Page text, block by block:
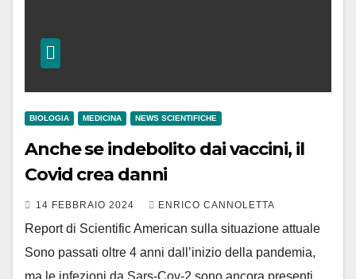
BIOLOGIA MEDICINA NEWS SCIENTIFICHE
Anche se indebolito dai vaccini, il
Covid crea danni
14 FEBBRAIO 2024 ENRICO CANNOLETTA
Report di Scientific American sulla situazione attuale
Sono passati oltre 4 anni dall’inizio della pandemia,
ma le infezioni da Sars-Cov-2 sono ancora presenti